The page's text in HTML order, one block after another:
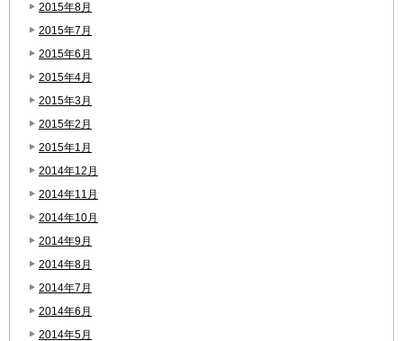
2015年8月
2015年7月
2015年6月
2015年4月
2015年3月
2015年2月
2015年1月
2014年12月
2014年11月
2014年10月
2014年9月
2014年8月
2014年7月
2014年6月
2014年5月